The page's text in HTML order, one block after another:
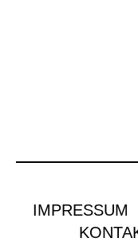
IMPRESSUM